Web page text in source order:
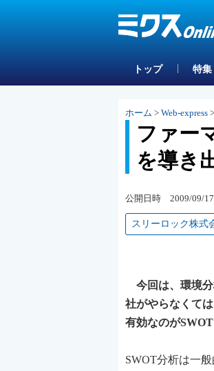
トップ 特集
ホーム > Web-express >
ファー
を導き
公開日時 2009/09/17
スリーロック株式
今回は、環境分
社がやらなくて
有効なのが
SWOT分析は一般